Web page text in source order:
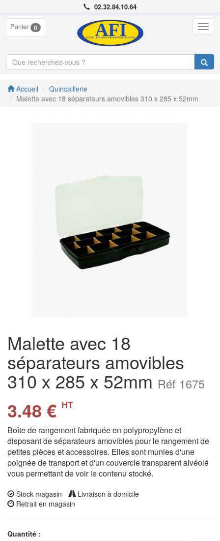
02.32.84.10.64
Panier 0
Accueil
Quincaillerie
Malette avec 18 séparateurs amovibles 310 x 285 x 52mm
Malette avec 18
séparateurs amovibles
310 x 285 x 52mm Réf 1675
3.48 € HT
Boîte de rangement fabriquée en polypropylène et
disposant de séparateurs amovibles pour le rangement de
petites pièces et accessoires. Elles sont munies d'une
poignée de transport et d'un couvercle transparent alvéolé
vous permettant de voir le contenu stocké.
Stock magasin
Livraison à domicile
Retrait en magasin
Quantité :